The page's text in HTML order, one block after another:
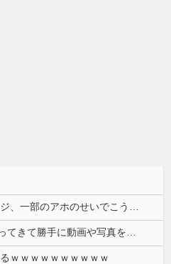
ｗｗｗｗｗｗｗｗｗｗ